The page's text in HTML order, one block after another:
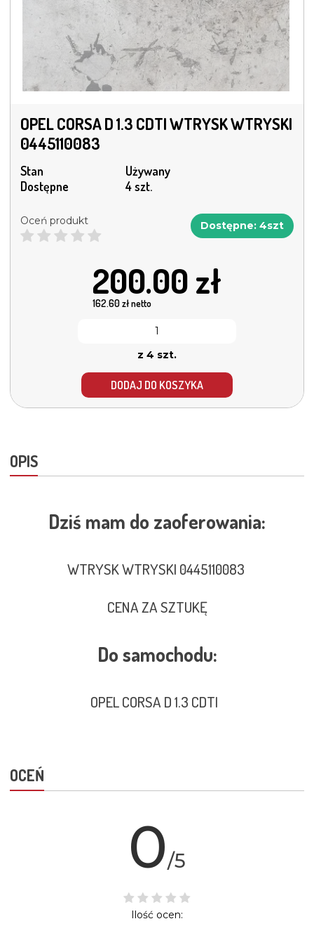
OPEL CORSA D 1.3 CDTI WTRYSK WTRYSKI
0445110083
Stan
Używany
Dostępne
4 szt.
Oceń produkt Dostępne: 4szt
200.00 zł
162.60zł netto
z 4 szt.
DODAJ DO KOSZYKA
OPIS
Dziś mam do zaoferowania:
WTRYSK WTRYSKI 0445110083
CENA ZA SZTUKĘ
Do samochodu:
OPEL CORSA D 1.3 CDTI
OCEŃ
0/5
Ilość ocen: